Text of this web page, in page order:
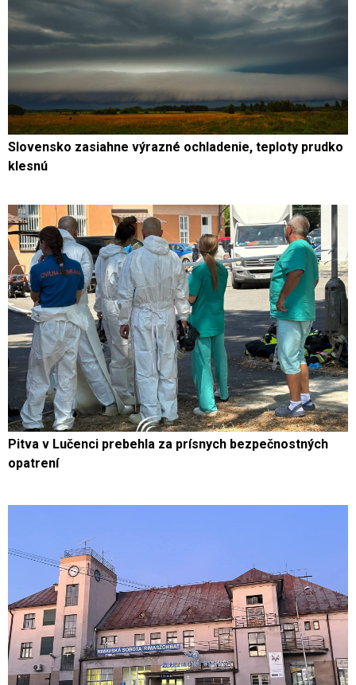
Slovensko zasiahne výrazné ochladenie, teploty prudko
klesnú
Pitva v Lučenci prebehla za prísnych bezpečnostných
opatrení